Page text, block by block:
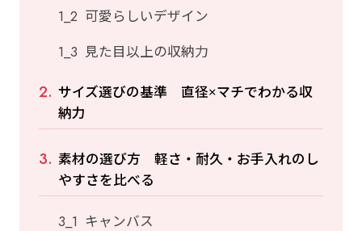
可愛らしいデザイン
見た目以上の収納力
サイズ選びの基準 直径×マチでわかる収
納力
素材の選び方 軽さ・耐久・お手入れのし
やすさを比べる
キャンバス